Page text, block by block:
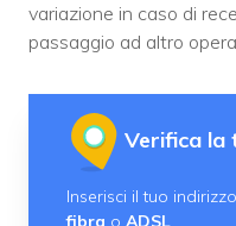
variazione in caso di
passaggio ad altro
Verifica la
Inserisci il tuo
fibra o ADSL